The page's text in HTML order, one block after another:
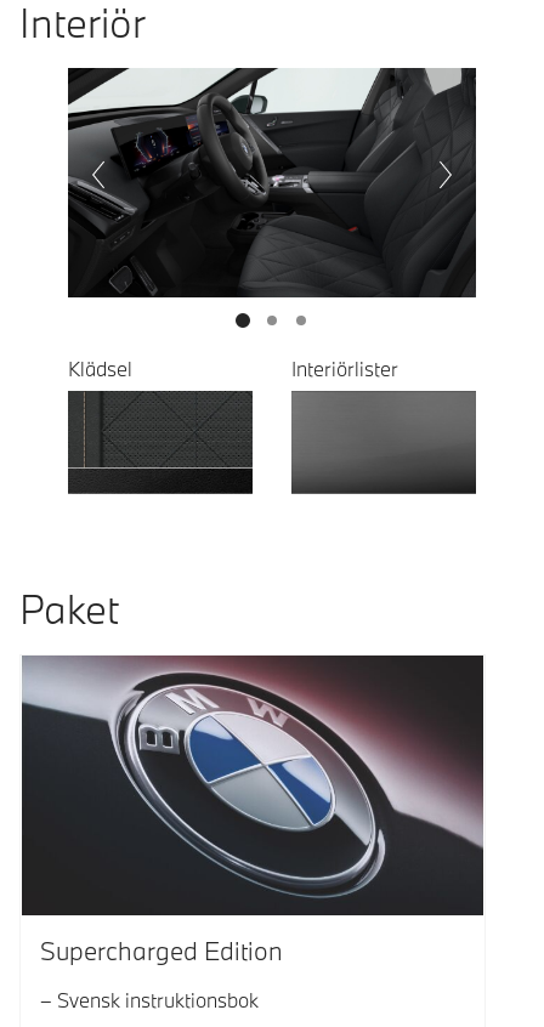
Interiör
Prevoius
Next
Klädsel Interiörlister
Paket
Supercharged Edition
Svensk instruktionsbok